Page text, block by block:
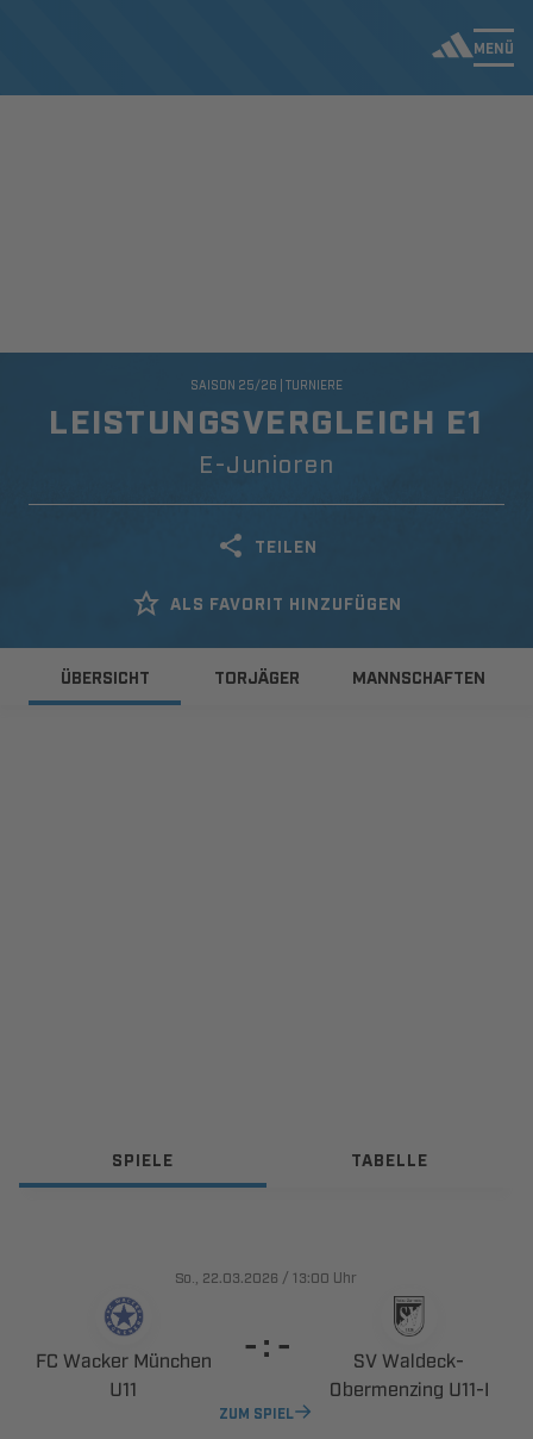
MENÜ
LEISTUNGSVERGLEICH E1
E-Junioren
SAISON 25/26 | TURNIERE
TEILEN
ALS FAVORIT HINZUFÜGEN
ÜBERSICHT TORJÄGER MANNSCHAFTEN
SPIELE TABELLE
.,  / Uhr
  

  
 ​
 ​
ZUM SPIEL